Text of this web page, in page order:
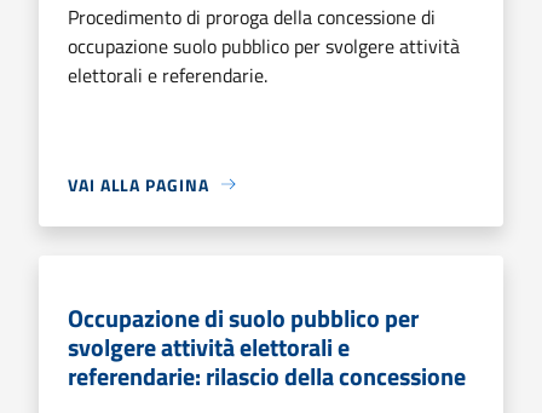
Procedimento di proroga della concessione di
occupazione suolo pubblico per svolgere attività
elettorali e referendarie.
VAI ALLA PAGINA
Occupazione di suolo pubblico per
svolgere attività elettorali e
referendarie: rilascio della concessione